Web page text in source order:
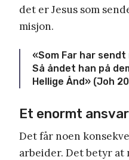
det er Jesus som
misjon.
«Som Far har
Så åndet han på
Hellige Ånd» (Joh
Et enormt ansvar
Det får noen
arbeider. Det betyr at